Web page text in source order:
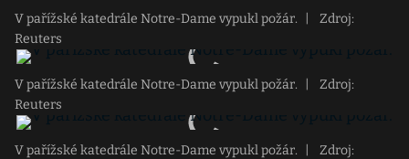
V pařížské katedrále Notre-Dame vypukl požár.
Zdroj:
Reuters
V pařížské katedrále Notre-Dame vypukl požár.
Zdroj:
Reuters
V pařížské katedrále Notre-Dame vypukl požár.
Zdroj: